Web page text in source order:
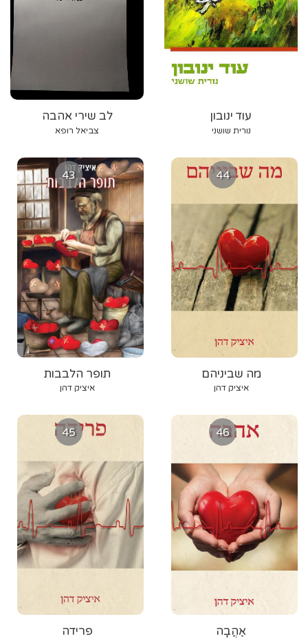
לב שירי אהבה
צביאל רופא
עוד ינובון
נורית שושני
43
תופר הלבבות
איציק דהן
44
מה שביניהם
איציק דהן
45
פרידה
46
אַהֲבָה